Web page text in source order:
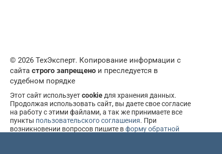
© 2026 ТехЭксперт. Копирование информации с
сайта строго запрещено и преследуется в
судебном порядке
Этот сайт используетcookieдля хранения данных.
Продолжая использовать сайт, вы даете свое согласие
на работу с этими файлами, а так же принимаете все
пункты пользовательского соглашения. При
возникновении вопросов пишите вформу обратной